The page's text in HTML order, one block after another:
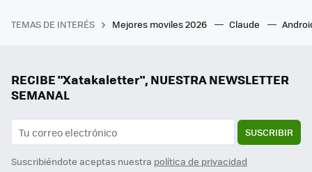
TEMAS DE INTERÉS Mejores moviles 2026 Claude
RECIBE "Xatakaletter", NUESTRA NEWSLETTER
SEMANAL
SUSCRIBIR
Suscribiéndote aceptas nuestra política de privacidad